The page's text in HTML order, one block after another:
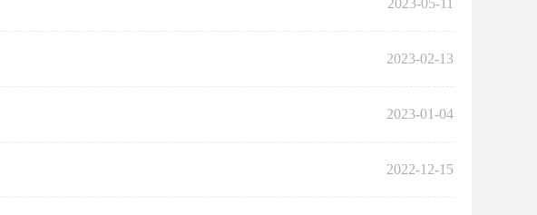
2023-05-11
2023-02-13
2023-01-04
2022-12-15